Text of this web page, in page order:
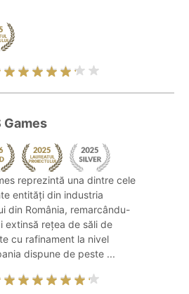
Games
reprezintă una dintre cele
entități din industria
din România, remarcându-
extinsă rețea de săli de
cu rafinament la nivel
dispune de peste ...